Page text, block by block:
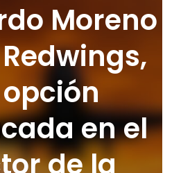
Moreno
en el
de la